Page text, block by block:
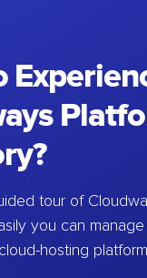
tour of
you can
hosting